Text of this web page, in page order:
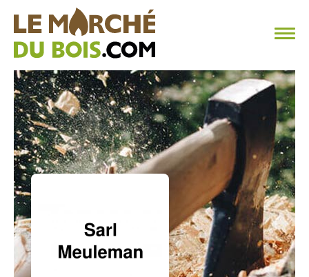
CHAUFFAGE AU BOIS
FAQ
CALCULER SA CONSOMMATION
TROUVER SON FOURNISSEUR
BLOG
ESPACE PRO